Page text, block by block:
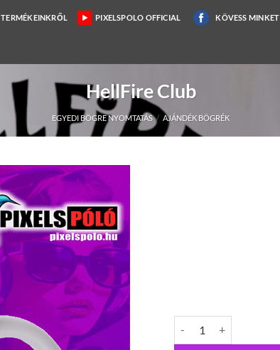
TERMÉKEINKRŐL PIXELSPOLO OFFICIAL KÖVESS MINKET
HellFire Club
EGYEDI BÖGRE NYOMTATÁS / AJÁNDÉK BÖGRÉK